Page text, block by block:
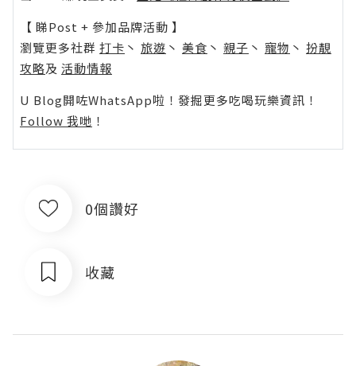
【 睇Post + 參加品牌活動 】
瀏覽更多社群 打卡 丶 旅遊 丶 美食 丶 親子 丶 寵物 丶 扮靚
攻略及 活動情報
U Blog開咗WhatsApp啦！發掘更多吃喝玩樂資訊！
Follow 我哋 ！
0個讚好
收藏